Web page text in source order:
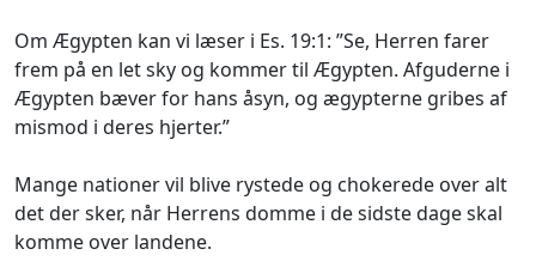
Om Ægypten kan vi læser i Es. 19:1: ”Se, Herren farer
frem på en let sky og kommer til Ægypten. Afguderne i
Ægypten bæver for hans åsyn, og ægypterne gribes af
mismod i deres hjerter.”
Mange nationer vil blive rystede og chokerede over alt
det der sker, når Herrens domme i de sidste dage skal
komme over landene.